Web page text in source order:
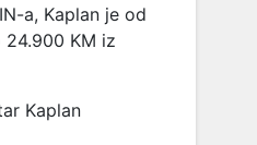
a, Kaplan je od
KM iz
Kaplan